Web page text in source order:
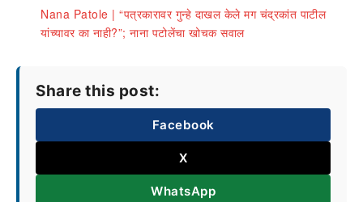
Nana Patole | “पत्रकारावर गुन्हे दाखल केले मग चंद्रकांत पाटील
यांच्यावर का नाही?”; नाना पटोलेंचा खोचक सवाल
Share this post:
Facebook
X
WhatsApp